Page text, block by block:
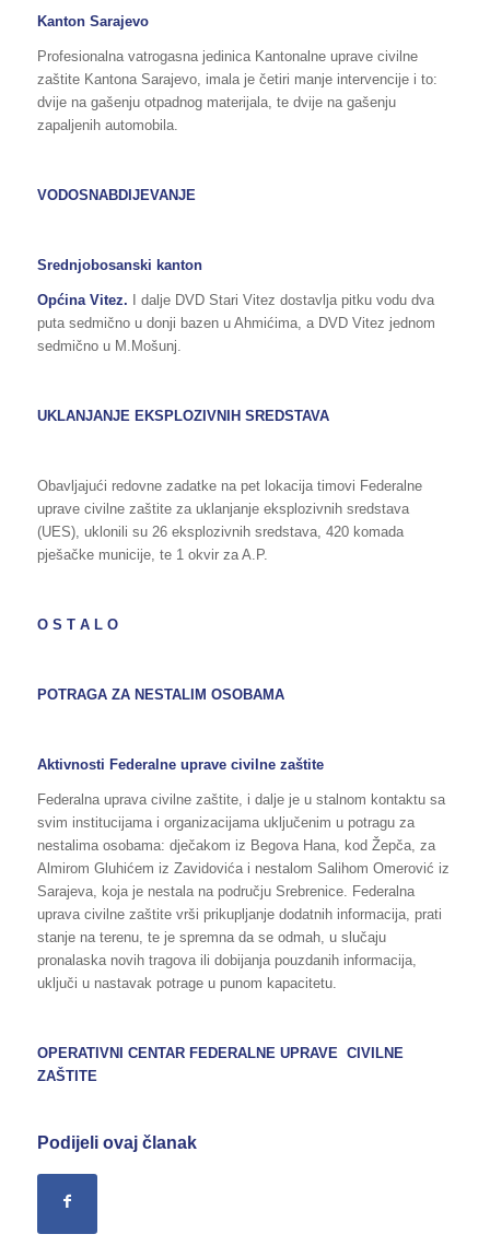
Kanton Sarajevo
Profesionalna vatrogasna jedinica Kantonalne uprave civilne
zaštite Kantona Sarajevo, imala je četiri manje intervencije i to:
dvije na gašenju otpadnog materijala, te dvije na gašenju
zapaljenih automobila.
VODOSNABDIJEVANJE
Srednjobosanski kanton
Općina Vitez.
I dalje DVD Stari Vitez dostavlja pitku vodu dva
puta sedmično u donji bazen u Ahmićima, a DVD Vitez jednom
sedmično u M.Mošunj.
UKLANJANJE EKSPLOZIVNIH SREDSTAVA
Obavljajući redovne zadatke na pet lokacija timovi Federalne
uprave civilne zaštite za uklanjanje eksplozivnih sredstava
(UES), uklonili su 26 eksplozivnih sredstava, 420 komada
pješačke municije, te 1 okvir za A.P.
O S T A L O
POTRAGA ZA NESTALIM OSOBAMA
Aktivnosti Federalne uprave civilne zaštite
Federalna uprava civilne zaštite, i dalje je u stalnom kontaktu sa
svim institucijama i organizacijama uključenim u potragu za
nestalima osobama: dječakom iz Begova Hana, kod Žepča, za
Almirom Gluhićem iz Zavidovića i nestalom Salihom Omerović iz
Sarajeva, koja je nestala na području Srebrenice. Federalna
uprava civilne zaštite vrši prikupljanje dodatnih informacija, prati
stanje na terenu, te je spremna da se odmah, u slučaju
pronalaska novih tragova ili dobijanja pouzdanih informacija,
uključi u nastavak potrage u punom kapacitetu.
OPERATIVNI CENTAR FEDERALNE UPRAVE CIVILNE
ZAŠTITE
Podijeli ovaj članak